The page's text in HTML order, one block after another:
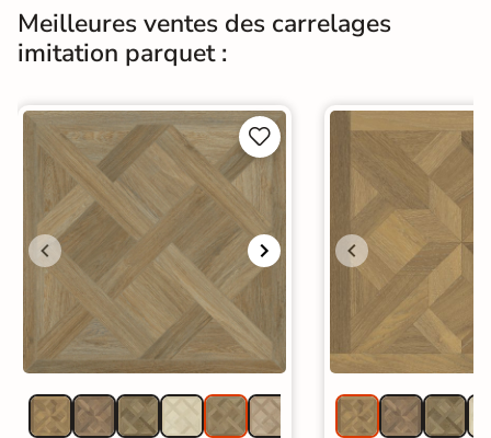
Pose Coller
Support Chape Ancien carrelage
Normes Certification CE
Origine Espagne
Catégories
Carrelage imitation parquet intérieur
Carrelage Beige
Carrelage intérieur / extérieur
identique
| Carrelage sol cuisine |
Carrelage salon moderne|
Carrelage Chambre|Carrelage WC
Meilleures ventes des carrelages
imitation parquet :

